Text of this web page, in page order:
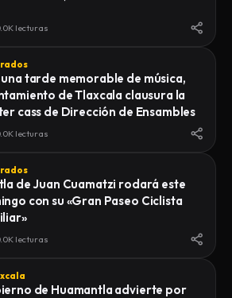
lecturas
tarde memorable de música,
de Tlaxcala clausura la
cass de Dirección de Ensambles
lecturas
de Juan Cuamatzi rodará este
con su «Gran Paseo Ciclista
lecturas
de Huamantla advierte por